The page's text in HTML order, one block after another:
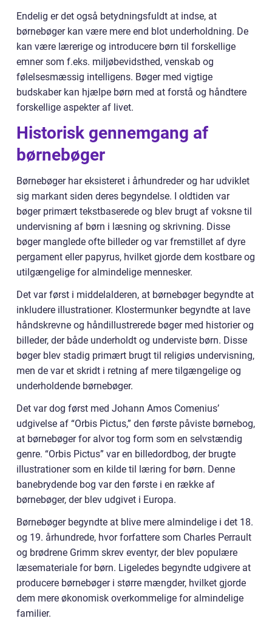
Endelig er det også betydningsfuldt at indse, at
børnebøger kan være mere end blot underholdning. De
kan være lærerige og introducere børn til forskellige
emner som f.eks. miljøbevidsthed, venskab og
følelsesmæssig intelligens. Bøger med vigtige
budskaber kan hjælpe børn med at forstå og håndtere
forskellige aspekter af livet.
Historisk gennemgang af
børnebøger
Børnebøger har eksisteret i århundreder og har udviklet
sig markant siden deres begyndelse. I oldtiden var
bøger primært tekstbaserede og blev brugt af voksne til
undervisning af børn i læsning og skrivning. Disse
bøger manglede ofte billeder og var fremstillet af dyre
pergament eller papyrus, hvilket gjorde dem kostbare og
utilgængelige for almindelige mennesker.
Det var først i middelalderen, at børnebøger begyndte at
inkludere illustrationer. Klostermunker begyndte at lave
håndskrevne og håndillustrerede bøger med historier og
billeder, der både underholdt og underviste børn. Disse
bøger blev stadig primært brugt til religiøs undervisning,
men de var et skridt i retning af mere tilgængelige og
underholdende børnebøger.
Det var dog først med Johann Amos Comenius’
udgivelse af “Orbis Pictus,” den første påviste børnebog,
at børnebøger for alvor tog form som en selvstændig
genre. “Orbis Pictus” var en billedordbog, der brugte
illustrationer som en kilde til læring for børn. Denne
banebrydende bog var den første i en række af
børnebøger, der blev udgivet i Europa.
Børnebøger begyndte at blive mere almindelige i det 18.
og 19. århundrede, hvor forfattere som Charles Perrault
og brødrene Grimm skrev eventyr, der blev populære
læsemateriale for børn. Ligeledes begyndte udgivere at
producere børnebøger i større mængder, hvilket gjorde
dem mere økonomisk overkommelige for almindelige
familier.